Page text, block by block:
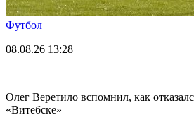
Футбол
08.08.26 13:28
Олег Веретило вспомнил, как
«Витебске»